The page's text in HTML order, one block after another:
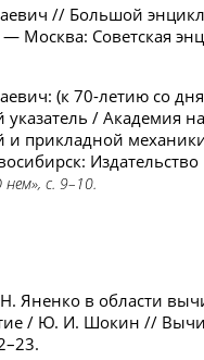
// Большой
Москва: Советская
(к 70-летию со
/ Академия
и прикладной
с. 9–10.
Яненко в области
/ Ю. И. Шокин //